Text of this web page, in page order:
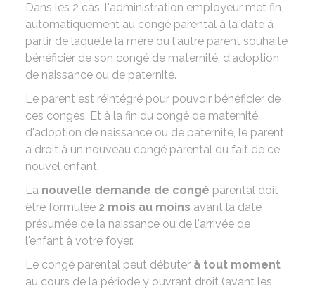
Dans les 2 cas, l'administration employeur met fin
automatiquement au congé parental à la date à
partir de laquelle la mère ou l'autre parent souhaite
bénéficier de son congé de maternité, d'adoption
de naissance ou de paternité.
Le parent est réintégré pour pouvoir bénéficier de
ces congés. Et à la fin du congé de maternité,
d'adoption de naissance ou de paternité, le parent
a droit à un nouveau congé parental du fait de ce
nouvel enfant.
La nouvelle demande de congé parental doit
être formulée 2 mois au moins avant la date
présumée de la naissance ou de l'arrivée de
l'enfant à votre foyer.
Le congé parental peut débuter à tout moment
au cours de la période y ouvrant droit (avant les